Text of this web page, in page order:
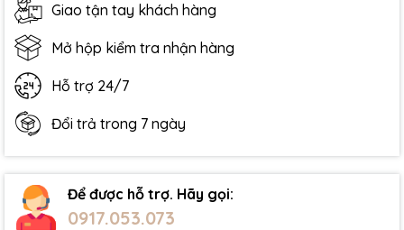
Giao tận tay khách hàng
Mở hộp kiểm tra nhận hàng
Hỗ trợ 24/7
Đổi trả trong 7 ngày
Để được hỗ trợ. Hãy gọi:
0917.053.073